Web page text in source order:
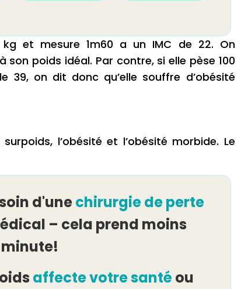
et mesure 1m60 a un IMC de 22. On
poids idéal. Par contre, si elle pèse 100
39, on dit donc qu’elle souffre d’obésité
l’obésité et l’obésité morbide. Le
d'unechirurgie de perte
– cela prend moins
affecte votre santé ou